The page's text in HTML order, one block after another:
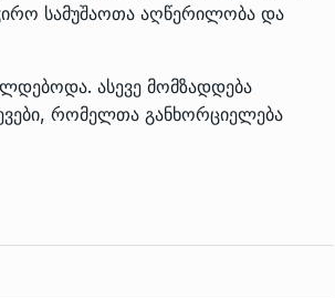
სამუშაოთა აღწერილობა და
ასევე მომზადდება
რომელთა განხორციელება